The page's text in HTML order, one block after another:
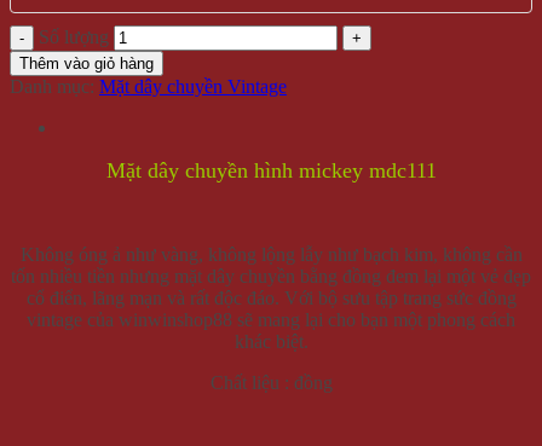
Số lượng
Thêm vào giỏ hàng
Danh mục: Mặt dây chuyền Vintage
Mặt dây chuyền hình mickey mdc111
Không óng ả như vàng, không lộng lẫy như bạch kim, không cần
tốn nhiều tiền nhưng mặt dây chuyền bằng đồng đem lại một vẻ đẹp
cổ điển, lãng mạn và rất độc đáo. Với bộ sưu tập trang sức đồng
vintage của winwinshop88 sẽ mang lại cho bạn một phong cách
khác biệt.
Chất liệu : đồng